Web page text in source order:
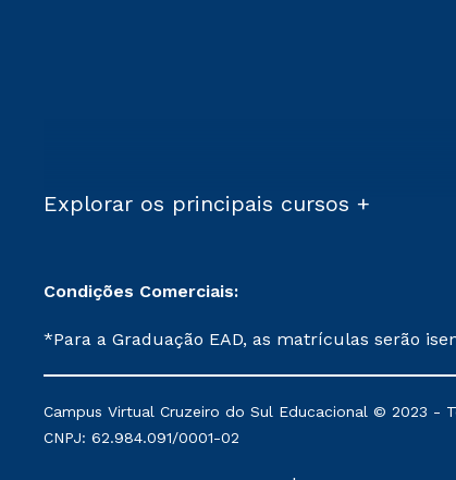
Explorar os principais cursos +
Condições Comerciais:
*Para a Graduação EAD, as matrículas serão
mantidos conforme negociação. Descontos
serviços.
Campus Virtual Cruzeiro do Sul Educacional © 2023 -
CNPJ: 62.984.091/0001-02